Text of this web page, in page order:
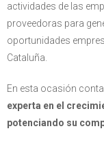
actividades de las
proveedoras para
oportunidades
Cataluña.
En esta ocasión
experta en el
potenciando su